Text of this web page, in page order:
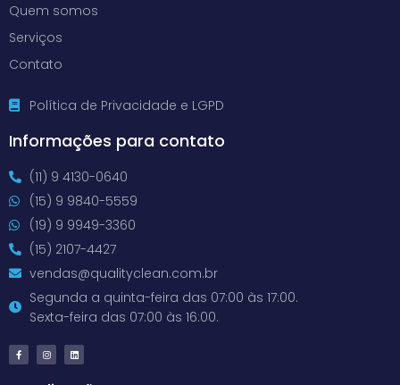
Quem somos
Serviços
Contato
Política de Privacidade e LGPD
Informações para contato
(11) 9 4130-0640
(15) 9 9840-5559
(19) 9 9949-3360
(15) 2107-4427
vendas@qualityclean.com.br
Segunda a quinta-feira das 07:00 às 17:00.
Sexta-feira das 07:00 às 16:00.